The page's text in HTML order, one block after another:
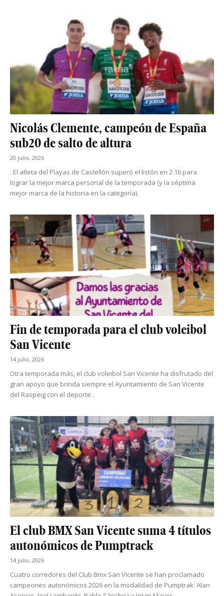
Nicolás Clemente, campeón de España
sub20 de salto de altura
20 julio, 2026
. El atleta del Playas de Castellón superó el listón en 2.16 para
lograr la mejor marca personal de la temporada (y la séptima
mejor marca de la historia en la categoría).
Fin de temporada para el club voleibol
San Vicente
14 julio, 2026
Otra temporada más, el club voleibol San Vicente ha disfrutado del
gran apoyo que brinda siempre el Ayuntamiento de San Vicente
del Raspeig con el deporte .
El club BMX San Vicente suma 4 títulos
autonómicos de Pumptrack
14 julio, 2026
Cuatro corredores del Club Bmx San Vicente se han proclamado
campeones autonómicos 2026 en la modalidad de Pumptrak: Alan